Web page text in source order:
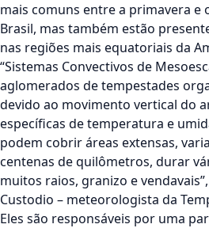
mais comuns entre a primavera e
Brasil, mas também estão
nas regiões mais equatoriais da
“Sistemas Convectivos de
aglomerados de tempestades
devido ao movimento vertical do
específicas de temperatura e
podem cobrir áreas extensas,
centenas de quilômetros, durar
muitos raios, granizo e
Custodio – meteorologista da
Eles são responsáveis por uma